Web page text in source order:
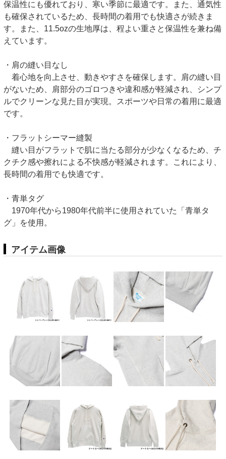
保温性にも優れており、寒い季節に最適です。また、通気性
も確保されているため、長時間の着用でも快適さが続きま
す。また、11.5ozの生地厚は、程よい重さと保温性を兼ね備
えています。
・肩の縫い目なし
着心地を向上させ、動きやすさを確保します。肩の縫い目
がないため、肩部分のゴロつきや違和感が軽減され、シンプ
ルでクリーンな見た目が実現。スポーツや日常の着用に最適
です。
・フラットシーマー縫製
縫い目がフラットで肌に当たる部分が少なくなるため、チ
クチク感や擦れによる不快感が軽減されます。これにより、
長時間の着用でも快適です。
・青単タグ
1970年代から1980年代前半に使用されていた「青単タ
グ」を使用。
アイテム画像